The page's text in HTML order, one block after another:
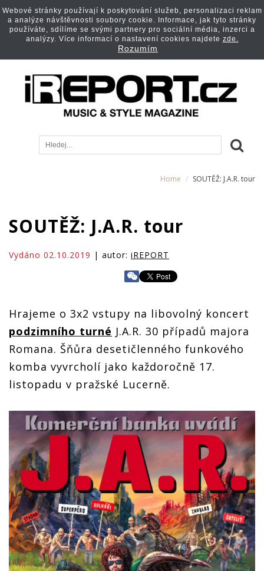
Home SOUTĚŽ: J.A.R. tour
SOUTĚŽ: J.A.R. tour
Vydáno 02.10.2019 | autor: iREPORT
Hrajeme o 3x2 vstupy na libovolný koncert
podzimního turné J.A.R. 30 případů majora
Romana. Šňůra desetičlenného funkového
komba vyvrcholí jako každoročně 17.
listopadu v pražské Lucerně.
Webové stránky používají k poskytování služeb, personalizaci reklam
a analýze návštěvnosti soubory cookie. Informace, jak tyto stránky
používáte, sdílíme se svými partnery pro sociální média, inzerci a
analýzy. Více informací o nastavení cookies najdete zde.
Rozumím